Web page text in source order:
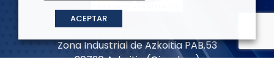
Zona Industrial de Azkoitia PAB.53
20720 Azkoitia (Gipuzkoa)
ACEPTAR